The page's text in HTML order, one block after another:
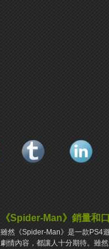
《Spider-Man》銷量和
雖然《Spider-Man》是一款PS4
劇情內容，都讓人十分期待。雖